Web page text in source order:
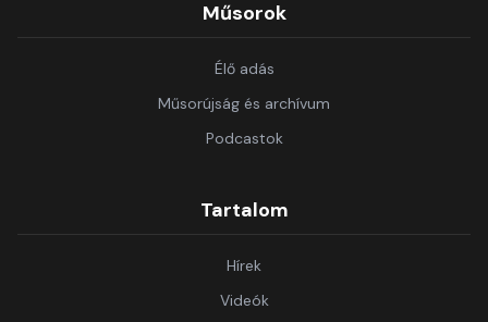
Műsorok
Élő adás
Műsorújság és archívum
Podcastok
Tartalom
Hírek
Videók